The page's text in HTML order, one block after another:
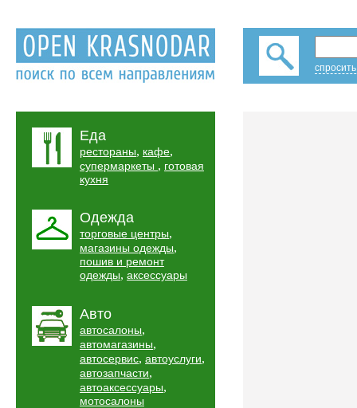
Еда
рестораны, кафе,
супермаркеты , готовая
кухня
Одежда
торговые центры,
магазины одежды,
пошив и ремонт
одежды, аксессуары
Авто
автосалоны,
автомагазины,
автосервис, автоуслуги,
автозапчасти,
автоаксессуары,
мотосалоны